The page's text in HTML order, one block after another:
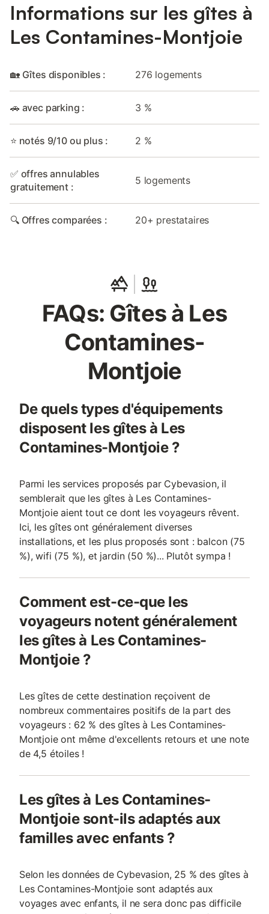
Informations sur les gîtes à
Les Contamines-Montjoie
🏡 Gîtes disponibles : 276 logements
🚗 avec parking : 3 %
⭐ notés 9/10 ou plus : 2 %
✅ offres annulables
gratuitement :
5 logements
🔍 Offres comparées : 20+ prestataires
FAQs: Gîtes à Les
Contamines-
Montjoie
De quels types d'équipements
disposent les gîtes à Les
Contamines-Montjoie ?
Parmi les services proposés par Cybevasion, il
semblerait que les gîtes à Les Contamines-
Montjoie aient tout ce dont les voyageurs rêvent.
Ici, les gîtes ont généralement diverses
installations, et les plus proposés sont : balcon (75
%), wifi (75 %), et jardin (50 %)... Plutôt sympa !
Comment est-ce-que les
voyageurs notent généralement
les gîtes à Les Contamines-
Montjoie ?
Les gîtes de cette destination reçoivent de
nombreux commentaires positifs de la part des
voyageurs : 62 % des gîtes à Les Contamines-
Montjoie ont même d'excellents retours et une note
de 4,5 étoiles !
Les gîtes à Les Contamines-
Montjoie sont-ils adaptés aux
familles avec enfants ?
Selon les données de Cybevasion, 25 % des gîtes à
Les Contamines-Montjoie sont adaptés aux
voyages avec enfants, il ne sera donc pas difficile